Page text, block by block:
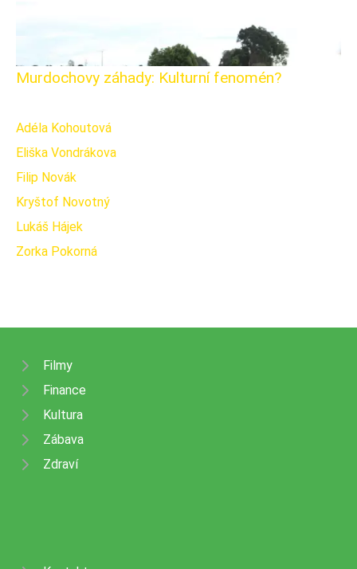
Murdochovy záhady: Kulturní fenomén?
Adéla Kohoutová
Eliška Vondrákova
Filip Novák
Kryštof Novotný
Lukáš Hájek
Zorka Pokorná
Filmy
Finance
Kultura
Zábava
Zdraví